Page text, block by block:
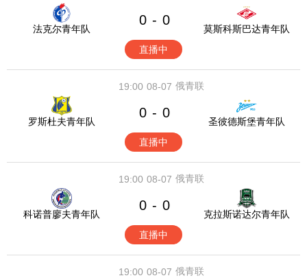
法克尔青年队
0 - 0
莫斯科斯巴达青年队
直播中
08-07
19:00 俄青联
罗斯杜夫青年队
0 - 0
圣彼德斯堡青年队
直播中
08-07
19:00 俄青联
科诺普廖夫青年队
0 - 0
克拉斯诺达尔青年队
直播中
08-07
19:00 俄青联